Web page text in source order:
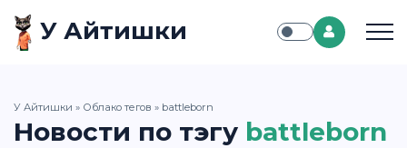
У Айтишки
У Айтишки » Облако тегов » battleborn
Новости по тэгу battleborn